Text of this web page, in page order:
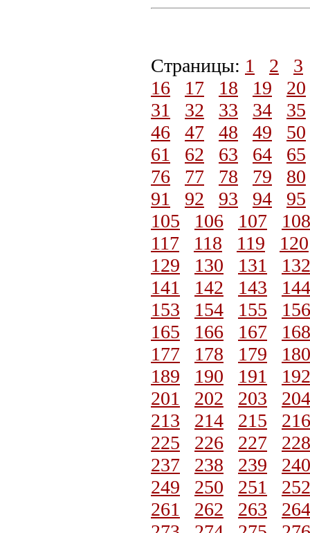
Страницы: 1 2
3
16
17 18 19 20
31
32 33 34
35
46
47 48 49
50
61
62 63 64
65
76
77 78 79
80
91
92 93 94
95
105
106 107
108
117
118 119
120
129
130 131
132
141
142 143
144
153
154 155
156
165
166 167
168
177
178 179
180
189
190 191
192
201
202 203
204
213
214 215
216
225
226 227
228
237
238 239
240
249
250 251
252
261
262 263
264